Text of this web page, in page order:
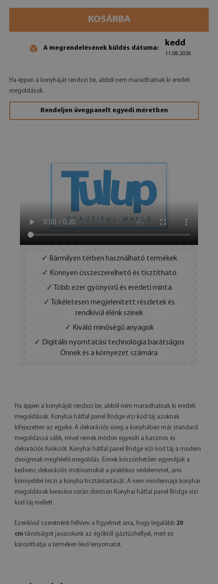
KOSÁRBA
A megrendelésének küldés dátuma:
kedd
11.08.2026
Ha éppen a konyháját rendezi be, abból nem maradhatnak ki eredeti
megoldások.
Rendeljen üvegpanelt egyedi méretben
✓ Bármilyen térben használható termékek
✓ Könnyen összeszerelhető és tisztítható
✓ Több ezer gyönyörű és eredeti minta
✓ Tökéletesen megjelenített részletek és
rendkívül élénk színek
✓ Kiváló minőségű anyagok
✓ Digitális nyomtatási technológia barátságos
Önnek és a környezet számára
Ha éppen a konyháját rendezi be, abból nem maradhatnak ki eredeti
megoldások. Konyhai hátfal panel Bridge vízi köd táj azoknak
kifejezetten az egyike. A dekorációs üveg a konyhában már standard
megoldássá válik, mivel remek módon egyesíti a hasznos és
dekorációs funkciót. Konyhai hátfal panel Bridge vízi köd táj a modern
designnak megfelelő megoldás. Ennek köszönhetően egyesítjük a
kedvenc dekorációs motívumokat a praktikus védelemmel, ami
könnyebbé teszi a konyha tisztántartását. A nem mindennapi konyhai
megoldások keresése során döntsön Konyhai hátfal panel Bridge vízi
köd táj mellett.
Ezenkívül szeretnénk felhívni a figyelmet arra, hogy legalább 20
cm távolságot javasolunk az égőktől gáztűzhellyel, mert ez
károsíthatja a terméken lévő lenyomatot.